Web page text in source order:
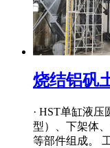
烧结铝矾
· HST单缸液
型）、下架体
等部件组成。